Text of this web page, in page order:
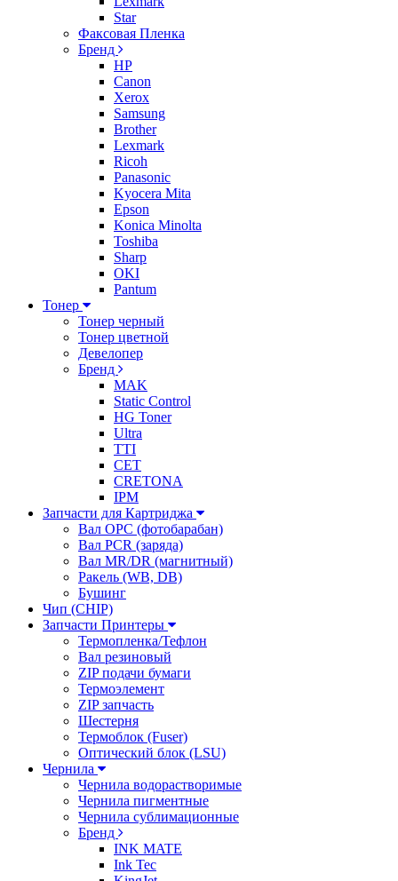
Star
Факсовая Пленка
Бренд
HP
Canon
Xerox
Samsung
Brother
Lexmark
Ricoh
Panasonic
Kyocera Mita
Epson
Konica Minolta
Toshiba
Sharp
OKI
Pantum
Тонер
Тонер черный
Тонер цветной
Девелопер
Бренд
MAK
Static Control
HG Toner
Ultra
TTI
CET
CRETONA
IPM
Запчасти для Картриджа
Вал OPC (фотобарабан)
Вал PCR (заряда)
Вал MR/DR (магнитный)
Ракель (WB, DB)
Бушинг
Чип (CHIP)
Запчасти Принтеры
Термопленка/Тефлон
Вал резиновый
ZIP подачи бумаги
Термоэлемент
ZIP запчасть
Шестерня
Термоблок (Fuser)
Оптический блок (LSU)
Чернила
Чернила водорастворимые
Чернила пигментные
Чернила сублимационные
Бренд
INK MATE
Ink Tec